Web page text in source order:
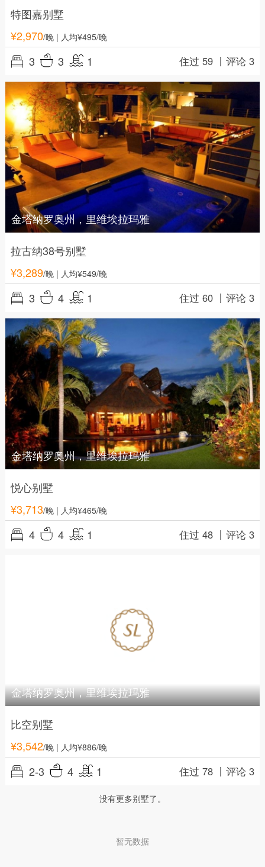
特图嘉别墅
¥2,970/晚| 人均¥495/晚
3 3 1 住过 59 丨评论 3
金塔纳罗奥州，里维埃拉玛雅
拉古纳38号别墅
¥3,289/晚| 人均¥549/晚
3 4 1 住过 60 丨评论 3
金塔纳罗奥州，里维埃拉玛雅
悦心别墅
¥3,713/晚| 人均¥465/晚
4 4 1 住过 48 丨评论 3
金塔纳罗奥州，里维埃拉玛雅
比空别墅
¥3,542/晚| 人均¥886/晚
2-3 4 1 住过 78 丨评论 3
没有更多别墅了。
暂无数据